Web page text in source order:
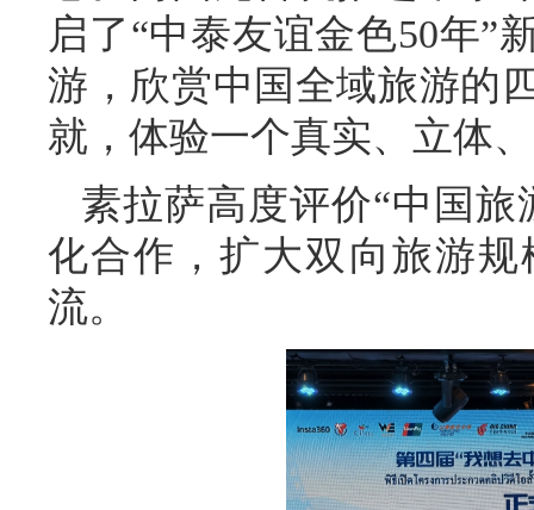
启了“中泰友谊金色50年”
游，欣赏中国全域旅游的
就，体验一个真实、立体
素拉萨高度评价“中国
化合作，扩大双向旅游
流。